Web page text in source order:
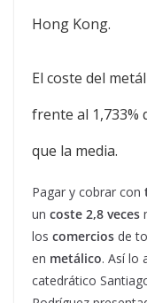
Hong Kong.
El coste del
frente al 1,733%
que la media.
Pagar y cobrar con
un coste 2,8 veces
los comercios de
en metálico. Así lo
catedrático